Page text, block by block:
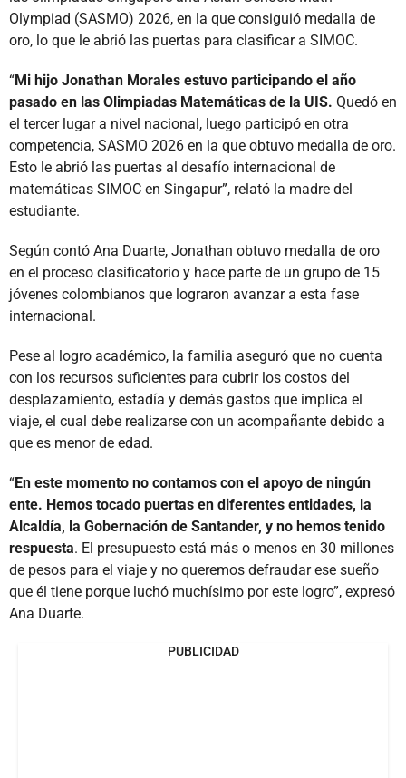
Olympiad (SASMO) 2026, en la que consiguió medalla de
oro, lo que le abrió las puertas para clasificar a SIMOC.
“Mi hijo Jonathan Morales estuvo participando el año
pasado en las Olimpiadas Matemáticas de la UIS. Quedó en
el tercer lugar a nivel nacional, luego participó en otra
competencia, SASMO 2026 en la que obtuvo medalla de oro.
Esto le abrió las puertas al desafío internacional de
matemáticas SIMOC en Singapur”, relató la madre del
estudiante.
Según contó Ana Duarte, Jonathan obtuvo medalla de oro
en el proceso clasificatorio y hace parte de un grupo de 15
jóvenes colombianos que lograron avanzar a esta fase
internacional.
Pese al logro académico, la familia aseguró que no cuenta
con los recursos suficientes para cubrir los costos del
desplazamiento, estadía y demás gastos que implica el
viaje, el cual debe realizarse con un acompañante debido a
que es menor de edad.
“En este momento no contamos con el apoyo de ningún
ente. Hemos tocado puertas en diferentes entidades, la
Alcaldía, la Gobernación de Santander, y no hemos tenido
respuesta. El presupuesto está más o menos en 30 millones
de pesos para el viaje y no queremos defraudar ese sueño
que él tiene porque luchó muchísimo por este logro”, expresó
Ana Duarte.
PUBLICIDAD